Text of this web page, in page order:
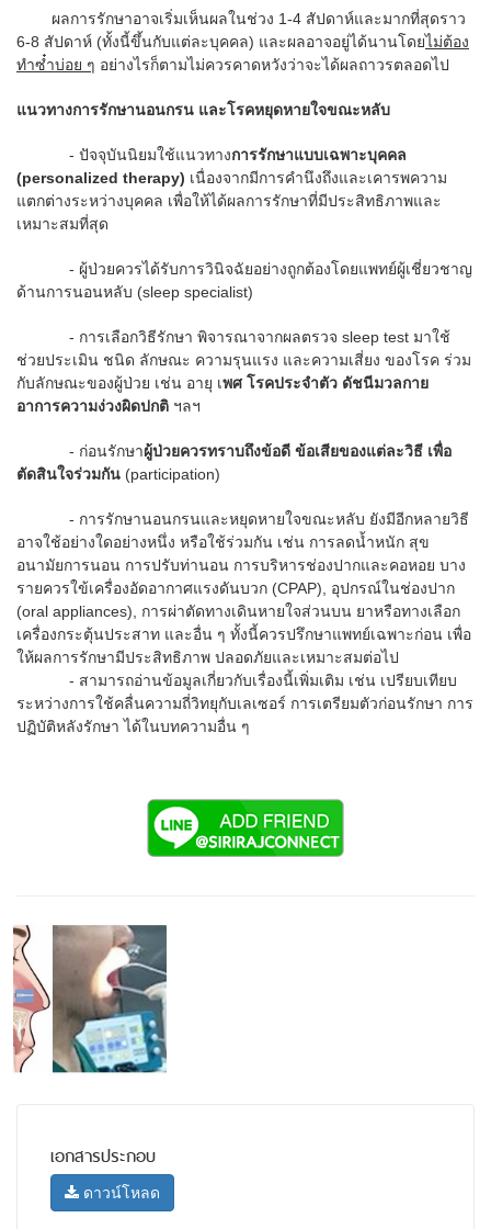
ผลการรักษาอาจเริ่มเห็นผลในช่วง 1-4 สัปดาห์และมากที่สุดราว
6-8 สัปดาห์ (ทั้งนี้ขึ้นกับแต่ละบุคคล) และผลอาจอยู่ได้นานโดยไม่ต้อง
ทำซ๋ำบ่อย ๆ อย่างไรก็ตามไม่ควรคาดหวังว่าจะได้ผลถาวรตลอดไป
แนวทางการรักษานอนกรน และโรคหยุดหายใจขณะหลับ
- ปัจจุบันนิยมใช้แนวทางการรักษาแบบเฉพาะบุคคล
(personalized therapy) เนื่องจากมีการคำนึงถึงและเคารพความ
แตกต่างระหว่างบุคคล เพื่อให้ได้ผลการรักษาที่มีประสิทธิภาพและ
เหมาะสมที่สุด
- ผู้ป่วยควรได้รับการวินิจฉัยอย่างถูกต้องโดยแพทย์ผู้เชี่ยวชาญ
ด้านการนอนหลับ (sleep specialist)
- การเลือกวิธีรักษา พิจารณาจากผลตรวจ sleep test มาใช้
ช่วยประเมิน ชนิด ลักษณะ ความรุนแรง และความเสี่ยง ของโรค ร่วม
กับลักษณะของผู้ป่วย เช่น อายุ เพศ โรคประจำตัว ดัชนีมวลกาย
อาการความง่วงผิดปกติ ฯลฯ
- ก่อนรักษาผู้ป่วยควรทราบถึงข้อดี ข้อเสียของแต่ละวิธี เพื่อ
ตัดสินใจร่วมกัน (participation)
- การรักษานอนกรนและหยุดหายใจขณะหลับ ยังมีอีกหลายวิธี
อาจใช้อย่างใดอย่างหนึ่ง หรือใช้ร่วมกัน เช่น การลดน้ำหนัก สุข
อนามัยการนอน การปรับท่านอน การบริหารช่องปากและคอหอย บาง
รายควรใข้เครื่องอัดอากาศแรงดันบวก (CPAP), อุปกรณ์ในช่องปาก
(oral appliances), การผ่าตัดทางเดินหายใจส่วนบน ยาหรือทางเลือก
เครื่องกระตุ้นประสาท และอื่น ๆ ทั้งนี้ควรปรึกษาแพทย์เฉพาะก่อน เพื่อ
ให้ผลการรักษามีประสิทธิภาพ ปลอดภัยและเหมาะสมต่อไป
- สามารถอ่านข้อมูลเกี่ยวกับเรื่องนี้เพิ่มเติม เช่น เปรียบเทียบ
ระหว่างการใช้คลื่นความถี่วิทยุกับเลเซอร์ การเตรียมตัวก่อนรักษา การ
ปฏิบัติหลังรักษา ได้ในบทความอื่น ๆ
เอกสารประกอบ
ดาวน์โหลด